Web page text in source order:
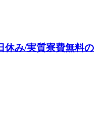
休み/実質寮費無料の